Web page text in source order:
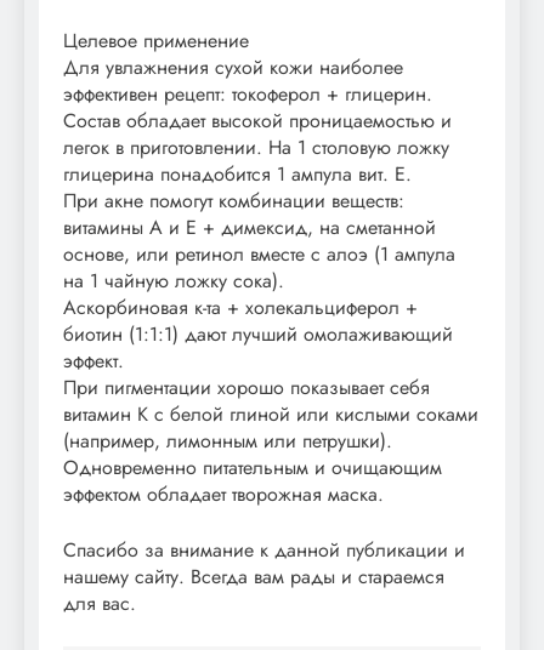
Целевое применение
Для увлажнения сухой кожи наиболее
эффективен рецепт: токоферол + глицерин.
Состав обладает высокой проницаемостью и
легок в приготовлении. На 1 столовую ложку
глицерина понадобится 1 ампула вит. Е.
При акне помогут комбинации веществ:
витамины А и Е + димексид, на сметанной
основе, или ретинол вместе с алоэ (1 ампула
на 1 чайную ложку сока).
Аскорбиновая к-та + холекальциферол +
биотин (1:1:1) дают лучший омолаживающий
эффект.
При пигментации хорошо показывает себя
витамин К с белой глиной или кислыми соками
(например, лимонным или петрушки).
Одновременно питательным и очищающим
эффектом обладает творожная маска.
Спасибо за внимание к данной публикации и
нашему сайту. Всегда вам рады и стараемся
для вас.